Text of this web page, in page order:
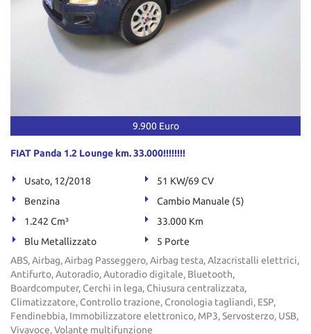
9.900 Euro
FIAT Panda 1.2 Lounge km. 33.000!!!!!!!!
Usato, 12/2018
51 KW/69 CV
Benzina
Cambio Manuale (5)
1.242 Cm³
33.000 Km
Blu Metallizzato
5 Porte
ABS, Airbag, Airbag Passeggero, Airbag testa, Alzacristalli elettrici,
Antifurto, Autoradio, Autoradio digitale, Bluetooth,
Boardcomputer, Cerchi in lega, Chiusura centralizzata,
Climatizzatore, Controllo trazione, Cronologia tagliandi, ESP,
Fendinebbia, Immobilizzatore elettronico, MP3, Servosterzo, USB,
Vivavoce, Volante multifunzione